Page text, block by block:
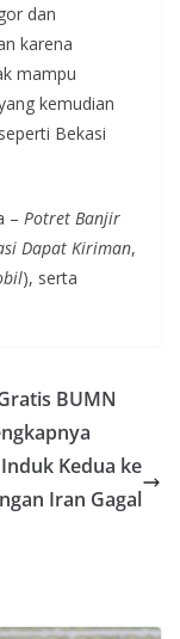
dan
karena
mampu
kemudian
Bekasi
– Potret Banjir
Dapat Kiriman,
), serta
BUMN
Kedua ke
Iran Gagal